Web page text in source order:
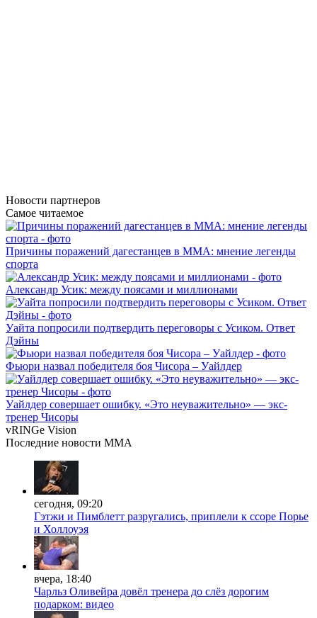
Новости партнеров
Самое читаемое
Причины поражений дагестанцев в ММА: мнение легенды
спорта
Александр Усик: между поясами и миллионами
Уайта попросили подтвердить переговоры с Усиком. Ответ
Дэйны
Фьюри назвал победителя боя Чисора – Уайлдер
Уайлдер совершает ошибку. «Это неуважительно» — экс-
тренер Чисоры
vRINGe Vision
Последние новости MMA
сегодня, 09:20
Гэтжи и Пимблетт разругались, приплели к ссоре Порье
и Холлоуэя
вчера, 18:40
Чарльз Оливейра довёл тренера до слёз дорогим
подарком: видео